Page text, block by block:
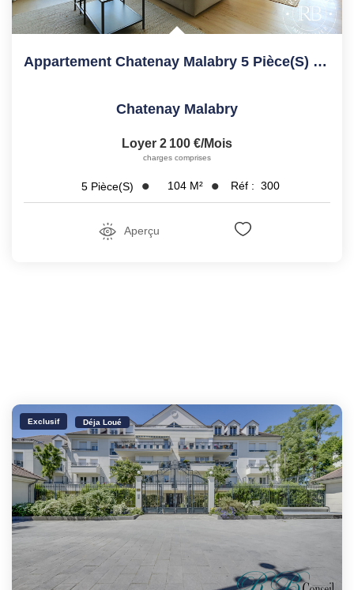
Appartement Chatenay Malabry 5 Pièce(s) 104.17 M2
Chatenay Malabry
Loyer 2 100 €/mois
charges comprises
5 Pièce(s) 104 M² Réf : 300
Aperçu
Exclusif Déja Loué